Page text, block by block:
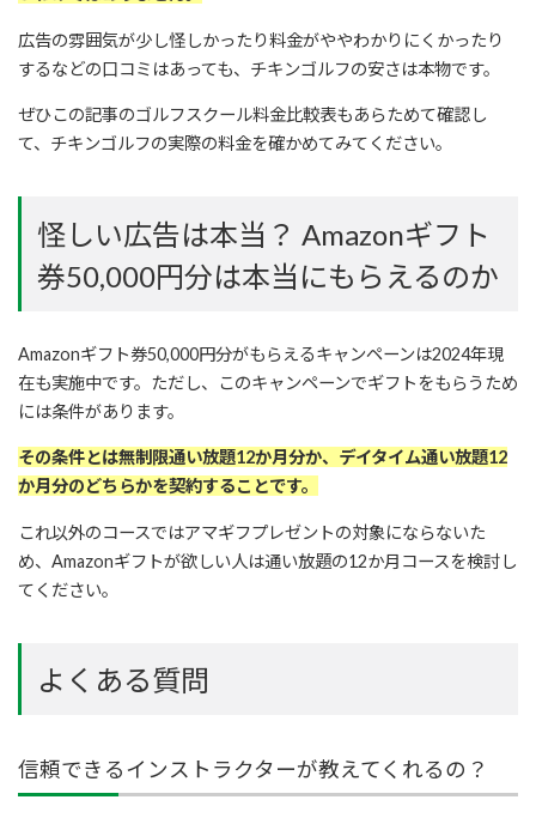
広告の雰囲気が少し怪しかったり料金がややわかりにくかったり
するなどの口コミはあっても、チキンゴルフの安さは本物です。
ぜひこの記事のゴルフスクール料金比較表もあらためて確認し
て、チキンゴルフの実際の料金を確かめてみてください。
怪しい広告は本当？ Amazonギフト
券50,000円分は本当にもらえるのか
Amazonギフト券50,000円分がもらえるキャンペーンは2024年現
在も実施中です。 ただし、このキャンペーンでギフトをもらうため
には条件があります。
その条件とは無制限通い放題12か月分か、デイタイム通い放題12
か月分のどちらかを契約することです。
これ以外のコースではアマギフプレゼントの対象にならないた
め、Amazonギフトが欲しい人は通い放題の12か月コースを検討し
てください。
よくある質問
信頼できるインストラクターが教えてくれるの？